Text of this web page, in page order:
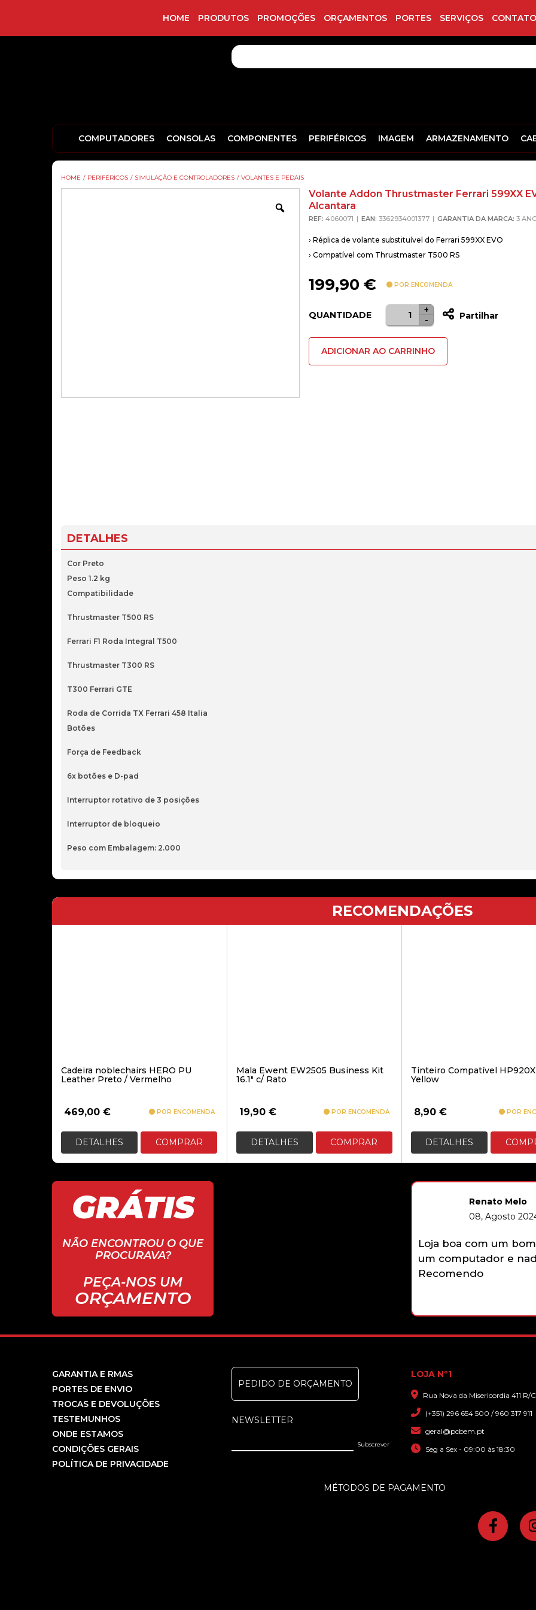
HOME PRODUTOS PROMOÇÕES ORÇAMENTOS PORTES SERVIÇOS
COMPUTADORES CONSOLAS COMPONENTES PERIFÉRICOS IMAGEM ARMAZENAMENTO
HOME / PERIFÉRICOS / SIMULAÇÃO E CONTROLADORES / VOLANTES E PEDAIS
Zoom
Volante Addon Thrustmaster Ferrari 599XX
Alcantara
REF: 4060071 EAN: 3362934001377 GARANTIA DA MARCA: 3
› Réplica de volante substituível do Ferrari 599XX EVO
› Compatível com Thrustmaster T500 RS
199,90 € POR ENCOMENDA
QUANTIDADE
Quantidade
de
Volante
Addon
-
+
Partilhar
ADICIONAR AO CARRINHO
DETALHES
Cor Preto
Peso 1.2 kg
Compatibilidade
Thrustmaster T500 RS
Ferrari F1 Roda Integral T500
Thrustmaster T300 RS
T300 Ferrari GTE
Roda de Corrida TX Ferrari 458 Italia
Botões
Força de Feedback
6x botões e D-pad
Interruptor rotativo de 3 posições
Interruptor de bloqueio
Peso com Embalagem: 2.000
RECOMENDAÇÕES
Cadeira noblechairs HERO PU
Leather Preto / Vermelho
469,00 € POR ENCOMENDA
DETALHES COMPRAR
Mala Ewent EW2505 Business Kit
16.1″ c/ Rato
19,90 € POR ENCOMENDA
DETALHES COMPRAR
Tinteiro Compatível
Yellow
8,90 € POR
DETALHES
GRÁTIS
NÃO ENCONTROU O QUE
PROCURAVA?
PEÇA-NOS UM
ORÇAMENTO
Renato Melo
08, Agosto
Loja boa com um
um computador e
Recomendo
GARANTIA E RMAS
PORTES DE ENVIO
TROCAS E DEVOLUÇÕES
TESTEMUNHOS
ONDE ESTAMOS
CONDIÇÕES GERAIS
POLÍTICA DE PRIVACIDADE
PEDIDO DE ORÇAMENTO
NEWSLETTER
LOJA Nº1
Rua Nova da Misericordia 411 R/
(+351) 296 654 500 / 960 317 911
geral@pcbem.pt
Seg a Sex - 09:00 às 18:30
MÉTODOS DE PAGAMENTO